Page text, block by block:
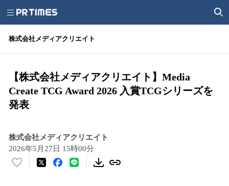
株式会社メディアクリエイト
【株式会社メディアクリエイト】Media
Create TCG Award 2026 入賞TCGシリーズを
発表
株式会社メディアクリエイト
2026年5月27日 15時00分
い